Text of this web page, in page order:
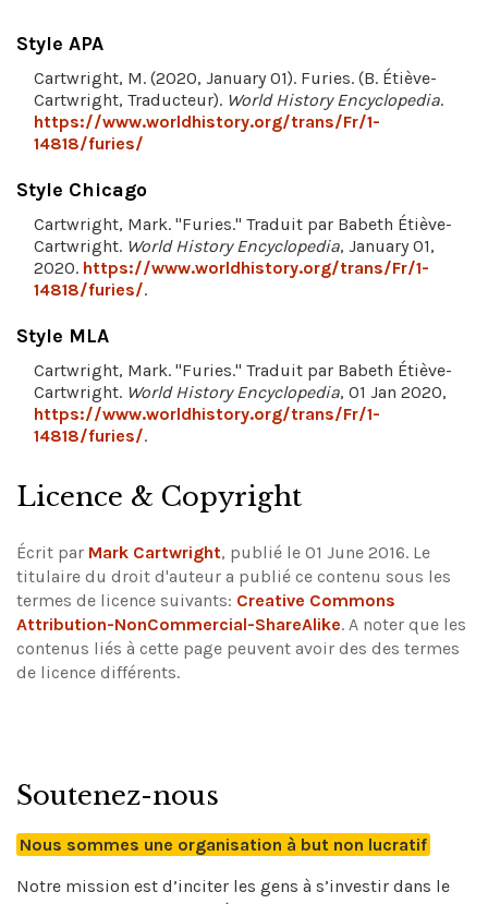
Style APA
Cartwright, M. (2020, January 01). Furies. (B. Étiève-
Cartwright, Traducteur). World History Encyclopedia.
https://www.worldhistory.org/trans/Fr/1-
14818/furies/
Style Chicago
Cartwright, Mark. "Furies." Traduit par Babeth Étiève-
Cartwright. World History Encyclopedia, January 01,
2020. https://www.worldhistory.org/trans/Fr/1-
14818/furies/.
Style MLA
Cartwright, Mark. "Furies." Traduit par Babeth Étiève-
Cartwright. World History Encyclopedia, 01 Jan 2020,
https://www.worldhistory.org/trans/Fr/1-
14818/furies/.
Licence & Copyright
Écrit par Mark Cartwright, publié le 01 June 2016. Le
titulaire du droit d'auteur a publié ce contenu sous les
termes de licence suivants: Creative Commons
Attribution-NonCommercial-ShareAlike. A noter que les
contenus liés à cette page peuvent avoir des des termes
de licence différents.
Soutenez-nous
Nous sommes une organisation à but non lucratif
Notre mission est d’inciter les gens à s’investir dans le